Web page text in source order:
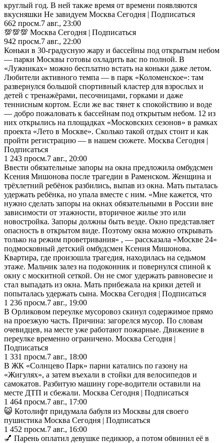
круглый год. В ней также время от времени появляются
вкусняшки Не завидуем Москва Сегодня | Подписаться
662 просм.7 авг., 23:00
💯💯💯 Москва Сегодня | Подписаться
942 просм.7 авг., 22:00
Коньки в 30-градусную жару и бассейны под открытым небом
— парки Москвы готовы охладить вас по полной. В
«Лужниках» можно бесплатно встать на коньки даже летом.
Любители активного темпа — в парк «Коломенское»: там
развернулся большой спортивный кластер для взрослых и
детей с тренажёрами, песочницами, горками и даже
теннисным кортом. Если же вас тянет к спокойствию и воде
— добро пожаловать к бассейнам под открытым небом. 12 из
них открылись на площадках «Московских сезонов» в рамках
проекта «Лето в Москве». Сколько такой отдых стоит и как
пройти регистрацию — в нашем сюжете. Москва Сегодня |
Подписаться
1 243 просм.7 авг., 20:00
Ввести обязательные запоры на окна предложила омбудсмен
Ксения Мишонова после трагедии в Раменском. Женщина и
трёхлетний ребёнок разбились, выпав из окна. Мать пыталась
удержать ребёнка, но упала вместе с ним. «Мне кажется, что
нужно сделать запоры на окнах обязательными в России вне
зависимости от этажности, вторичное жилье это или
новостройка. Запоры должны быть везде. Окно представляет
опасность в открытом виде. Поэтому окна можно открывать
только на режим проветривания» , — рассказала «Москве 24»
подмосковный детский омбудсмен Ксения Мишонова.
Квартира, где произошла трагедия, находилась на седьмом
этаже. Мальчик залез на подоконник и повернулся спиной к
окну с москитной сеткой. Он не смог удержать равновесие и
стал выпадать из окна. Мать прибежала на крики детей и
попыталась удержать сына. Москва Сегодня | Подписаться
1 236 просм.7 авг., 19:00
В Орликовом переулке мусоровоз скинул содержимое прямо
на проезжую часть. Причина: загорелся мусор. По словам
очевидцев, на месте уже работают пожарные. Движение в
переулке временно ограничено. Москва Сегодня |
Подписаться
1 331 просм.7 авг., 18:00
В ЖК «Солнцево Парк» парни катались по газону на
«Жигулях», а затем въехали в стойки для велосипедов и
самокатов. Разбитую машину горе-водители оставили на
месте ДТП и сбежали. Москва Сегодня | Подписаться
1 464 просм.7 авг., 17:00
😺 Котолифт придумала бабуля из Москвы для своего
пушистика Москва Сегодня | Подписаться
1 452 просм.7 авг., 16:00
💅 Парень оплатил девушке педикюр, а потом обвинил её в